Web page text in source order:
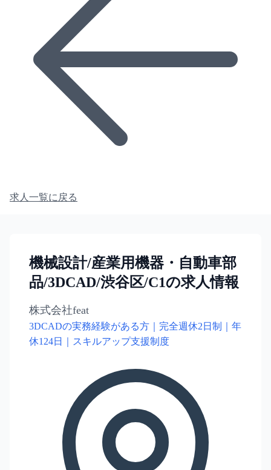
求人一覧に戻る
機械設計/産業用機器・自動車部
品/3DCAD/渋谷区/C1の求人情報
株式会社feat
3DCADの実務経験がある方｜完全週休2日制｜年
休124日｜スキルアップ支援制度